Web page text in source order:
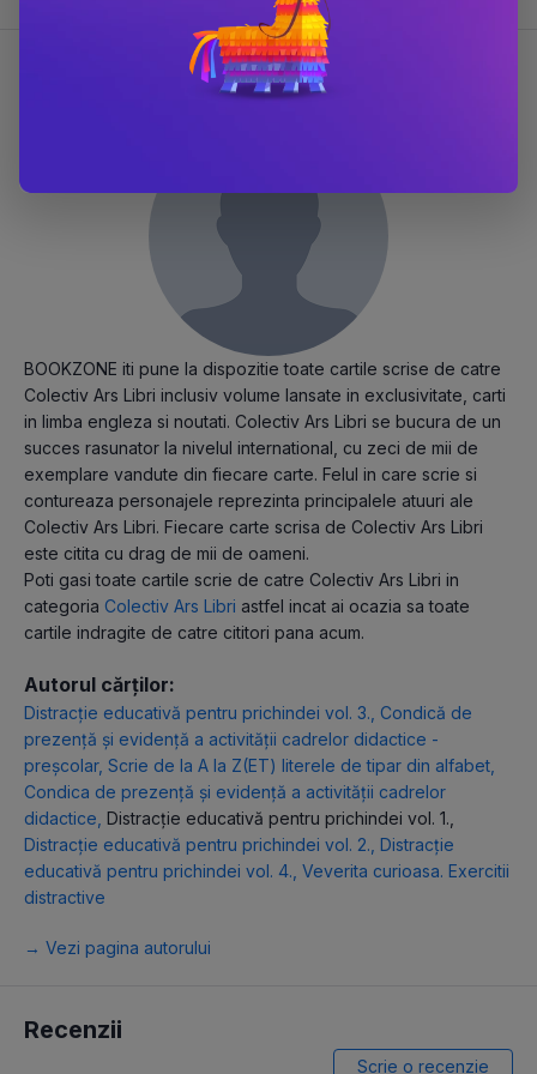
Despre Colectiv Ars Libri
BOOKZONE iti pune la dispozitie toate cartile scrise de catre
Colectiv Ars Libri inclusiv volume lansate in exclusivitate, carti
in limba engleza si noutati. Colectiv Ars Libri se bucura de un
succes rasunator la nivelul international, cu zeci de mii de
exemplare vandute din fiecare carte. Felul in care scrie si
contureaza personajele reprezinta principalele atuuri ale
Colectiv Ars Libri. Fiecare carte scrisa de Colectiv Ars Libri
este citita cu drag de mii de oameni.
Poti gasi toate cartile scrie de catre Colectiv Ars Libri in
categoria Colectiv Ars Libri astfel incat ai ocazia sa toate
cartile indragite de catre cititori pana acum.
Autorul cărților:
Distracție educativă pentru prichindei vol. 3. Condică de
prezență și evidență a activității cadrelor didactice -
preșcolar, Scrie de la A la Z(ET) literele de tipar din alfabet
Condica de prezență și evidență a activității cadrelor
didactice Distracție educativă pentru prichindei vol. 1.
Distracție educativă pentru prichindei vol. 2. Distracție
educativă pentru prichindei vol. 4. Veverita curioasa. Exercitii
distractive
→ Vezi pagina autorului
Recenzii
Scrie o recenzie